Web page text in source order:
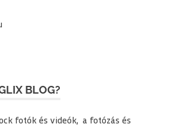
BLOG?
fotók és videók, a fotózás és